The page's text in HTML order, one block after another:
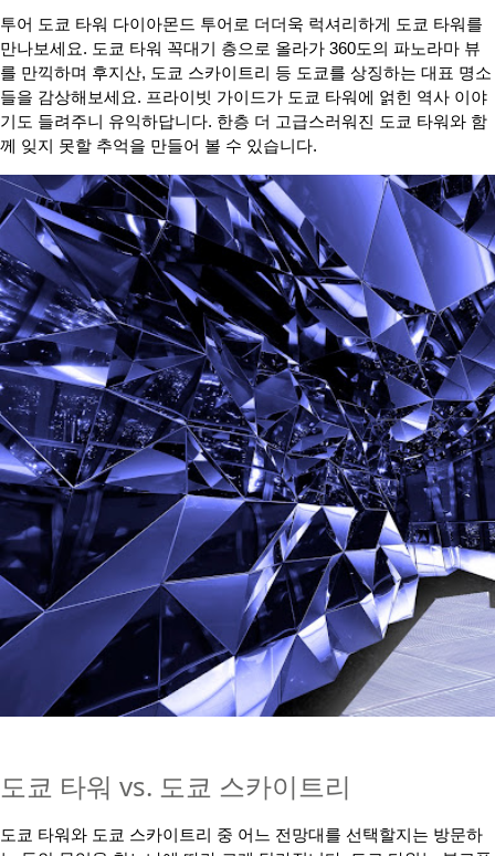
투어 도쿄 타워 다이아몬드 투어로 더더욱 럭셔리하게 도쿄 타워를
만나보세요. 도쿄 타워 꼭대기 층으로 올라가 360도의 파노라마 뷰
를 만끽하며 후지산, 도쿄 스카이트리 등 도쿄를 상징하는 대표 명소
들을 감상해보세요. 프라이빗 가이드가 도쿄 타워에 얽힌 역사 이야
기도 들려주니 유익하답니다. 한층 더 고급스러워진 도쿄 타워와 함
께 잊지 못할 추억을 만들어 볼 수 있습니다.
도쿄 타워 vs. 도쿄 스카이트리
도쿄 타워와 도쿄 스카이트리 중 어느 전망대를 선택할지는 방문하